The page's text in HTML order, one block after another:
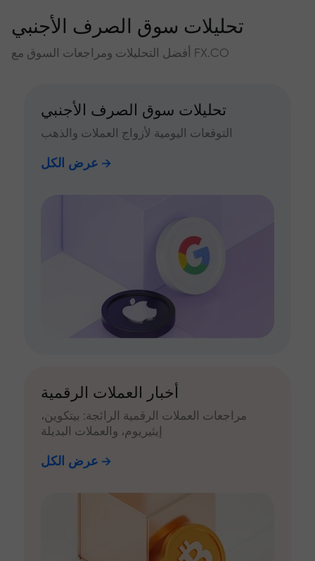
تحليلات سوق الصرف الأجنبي
أفضل التحليلات ومراجعات السوق مع FX.CO
تحليلات سوق الصرف الأجنبي
التوقعات اليومية لأزواج العملات والذهب
عرض الكل
أخبار العملات الرقمية
مراجعات العملات الرقمية الرائجة: بيتكوين،
إيثيريوم، والعملات البديلة
عرض الكل